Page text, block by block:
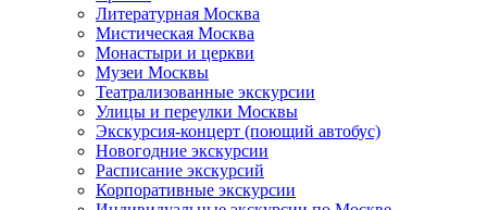
Литературная Москва
Мистическая Москва
Монастыри и церкви
Музеи Москвы
Театрализованные экскурсии
Улицы и переулки Москвы
Экскурсия-концерт (поющий автобус)
Новогодние экскурсии
Расписание экскурсий
Корпоративные экскурсии